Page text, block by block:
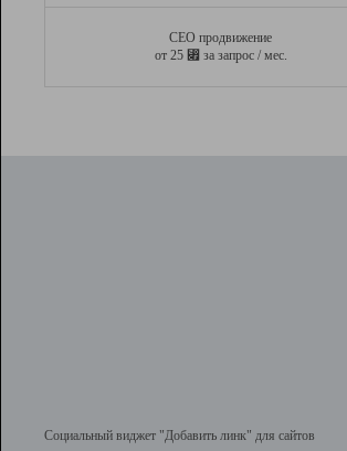
СЕО продвижение
от 25 ⃏ за запрос / мес.
Социальный виджет "Добавить линк" для сайтов